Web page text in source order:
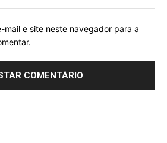
mail e site neste navegador para a